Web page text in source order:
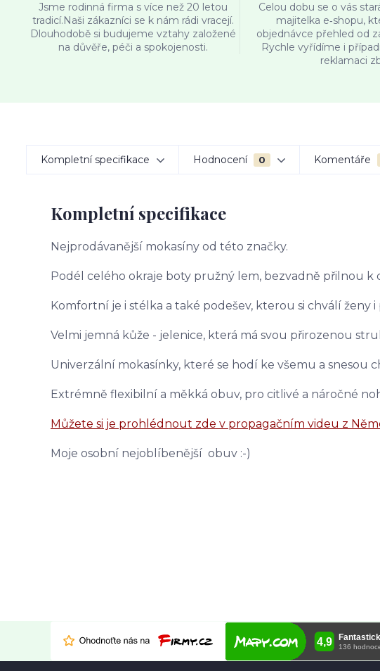
Jsme rodinná firma s více než 20 letou
tradicí.Naši zákazníci se k nám rádi vracejí.
Dlouhodobě si budujeme vztahy založené
na důvěře, péči a spokojenosti.
Celou dobu se o vás
majitelka e‑shopu,
objednávce přehled od
Rychle vyřídíme i
reklamaci
Kompletní specifikace Hodnocení 0 Komentáře
Kompletní specifikace
Nejprodávanější mokasíny od této značky.
Podél celého okraje boty pružný lem, bezvadně přilnou k
Komfortní je i stélka a také podešev, kterou si chválí ženy i
Velmi jemná kůže - jelenice, která má svou přirozenou
Univerzální mokasínky, které se hodí ke všemu a snesou
Extrémně flexibilní a měkká obuv, pro citlivé a náročné
Můžete si je prohlédnout zde v propagačním videu z
Moje osobní nejoblíbenější obuv :-)